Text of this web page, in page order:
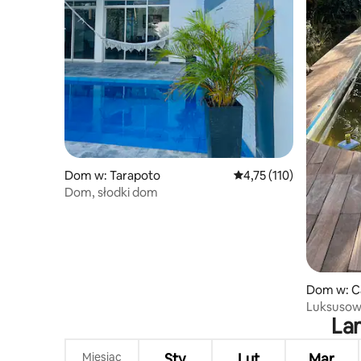
Dom w: Tarapoto Średnia ocena: 4,75 na
4,75 (110)
Dom, słodki dom
Dom w:
Miesiąc